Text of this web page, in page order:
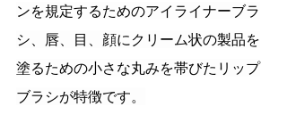
ンを規定するためのアイライナーブラ
シ、唇、目、顔にクリーム状の製品を
塗るための小さな丸みを帯びたリップ
ブラシが特徴です。